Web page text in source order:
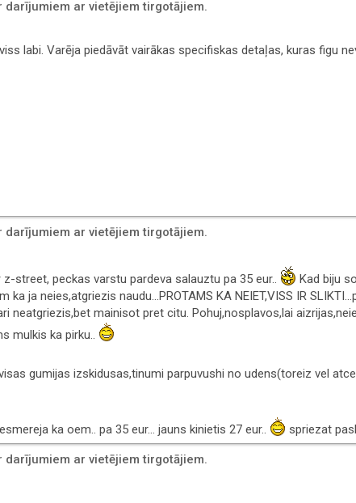
darījumiem ar vietējiem tirgotājiem.
labi. Varēja piedāvāt vairākas specifiskas detaļas, kuras figu
darījumiem ar vietējiem tirgotājiem.
street, peckas varstu pardeva salauztu pa 35 eur..
Kad biju
ka ja neies,atgriezis naudu...PROTAMS KA NEIET,VISS IR
neatgriezis,bet mainisot pret citu. Pohuj,nosplavos,lai
mulkis ka pirku..
gumijas izskidusas,tinumi parpuvushi no udens(toreiz vel
ka oem.. pa 35 eur... jauns kinietis 27 eur.. spriezat
darījumiem ar vietējiem tirgotājiem.